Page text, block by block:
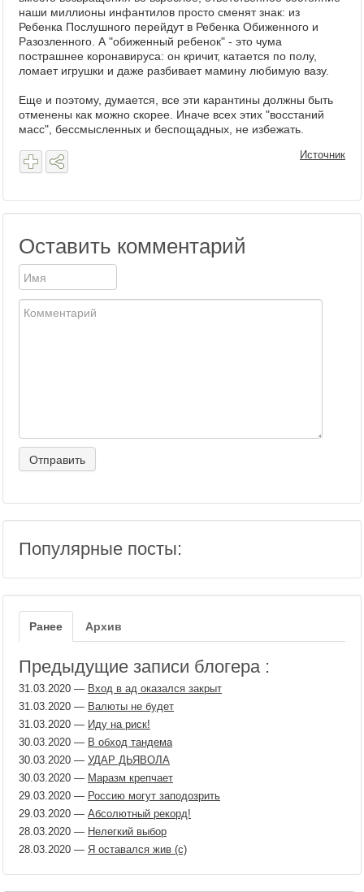
наши миллионы инфантилов просто сменят знак: из
Ребенка Послушного перейдут в Ребенка Обиженного и
Разозленного. А "обиженный ребенок" - это чума
пострашнее коронавируса: он кричит, катается по полу,
ломает игрушки и даже разбивает мамину любимую вазу.
Еще и поэтому, думается, все эти карантины должны быть
отменены как можно скорее. Иначе всех этих "восстаний
масс", бессмысленных и беспощадных, не избежать.
Источник
Оставить комментарий
Популярные посты:
Ранее Архив
Предыдущие записи блогера :
31.03.2020 — Вход в ад оказался закрыт
31.03.2020 — Валюты не будет
31.03.2020 — Иду на риск!
30.03.2020 — В обход тандема
30.03.2020 — УДАР ДЬЯВОЛА
30.03.2020 — Маразм крепчает
29.03.2020 — Россию могут заподозрить
29.03.2020 — Абсолютный рекорд!
28.03.2020 — Нелегкий выбор
28.03.2020 — Я оставался жив (с)